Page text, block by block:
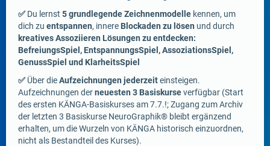
✅ Du lernst 5 grundlegende Zeichnenmodelle kennen, um
dich zu entspannen, innere Blockaden zu lösen und durch
kreatives Assoziieren Lösungen zu entdecken:
BefreiungsSpiel, EntspannungsSpiel, AssoziationsSpiel,
GenussSpiel und KlarheitsSpiel
✅ Über dieAufzeichnungen jederzeiteinsteigen.
Aufzeichnungen derneuesten 3 Basiskurseverfügbar (Start
des ersten KÄNGA-Basiskurses am 7.7.!; Zugang zum Archiv
der letzten 3 Basiskurse NeuroGraphik® bleibt ergänzend
erhalten, um die Wurzeln von KÄNGA historisch einzuordnen,
nicht als Bestandteil des Kurses).